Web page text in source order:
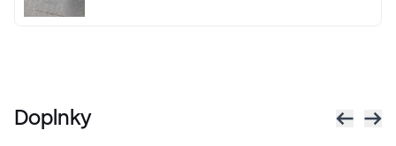
Doplnky